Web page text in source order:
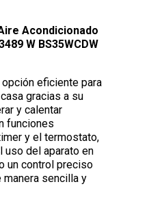
Acondicionado
W BS35WCDW
eficiente para
gracias a su
y calentar
funciones
y el termostato,
uso del aparato en
un control preciso
sencilla y